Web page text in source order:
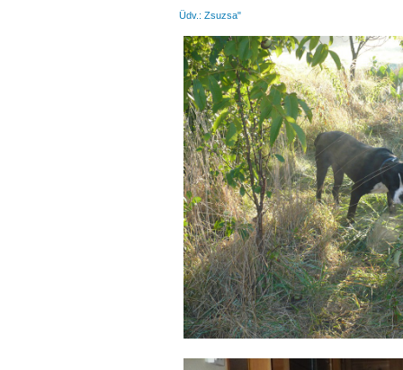
Üdv.: Zsuzsa"